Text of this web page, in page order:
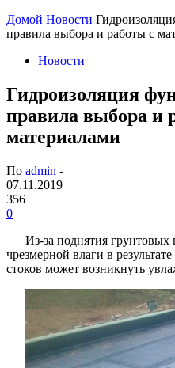
Домой Новости
правила выбора и работы с
Новости
Гидроизоляция
правила выбора и
материалами
По admin -
07.11.2019
356
0
Из-за поднятия грунтовых
чрезмерной влаги в
стоков может возникнуть